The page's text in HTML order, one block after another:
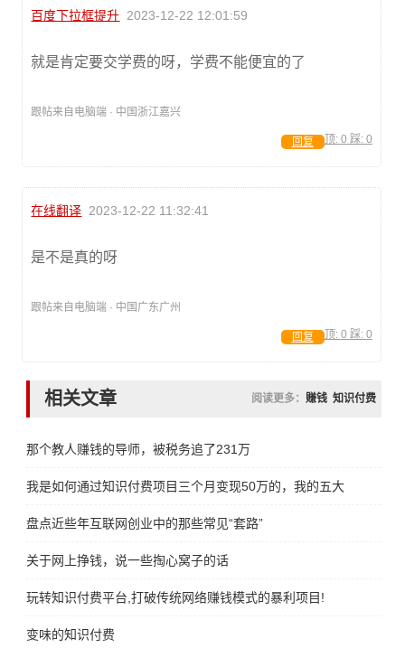
百度下拉框提升 2023-12-22 12:01:59
就是肯定要交学费的呀，学费不能便宜的了
跟帖来自电脑端 · 中国浙江嘉兴
顶: 0 踩: 0
回复
在线翻译 2023-12-22 11:32:41
是不是真的呀
跟帖来自电脑端 · 中国广东广州
顶: 0 踩: 0
回复
相关文章 阅读更多： 赚钱 知识付费
那个教人赚钱的导师，被税务追了231万
我是如何通过知识付费项目三个月变现50万的，我的五大引流方法
盘点近些年互联网创业中的那些常见“套路”
关于网上挣钱，说一些掏心窝子的话
玩转知识付费平台,打破传统网络赚钱模式的暴利项目!
变味的知识付费